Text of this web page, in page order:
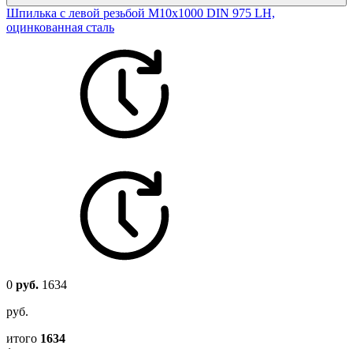
Шпилька с левой резьбой М10х1000 DIN 975 LH,
оцинкованная сталь
0 руб. 1634
руб.
итого 1634